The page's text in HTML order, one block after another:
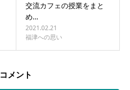
交流カフェの授業をまと
め…
2021.02.21
福津への思い
コメント